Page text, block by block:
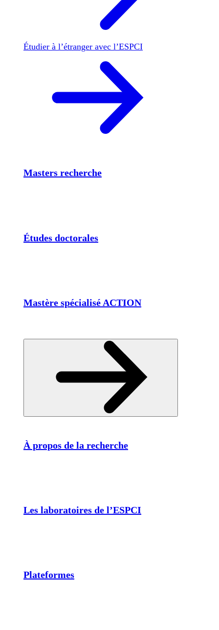
Étudier à l’étranger avec l’ESPCI
Masters recherche
Études doctorales
Mastère spécialisé ACTION
À propos de la recherche
Les laboratoires de l’ESPCI
Plateformes